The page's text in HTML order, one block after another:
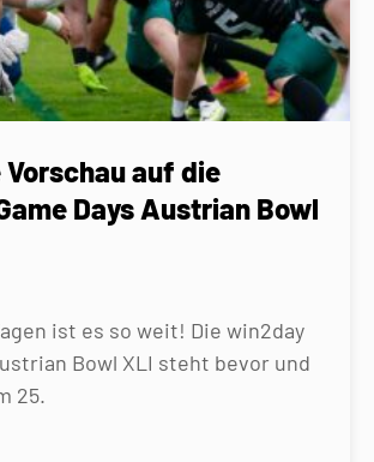
Vorschau auf die
Days Austrian Bowl
ist es so weit! Die win2day
Bowl XLI steht bevor und
25.